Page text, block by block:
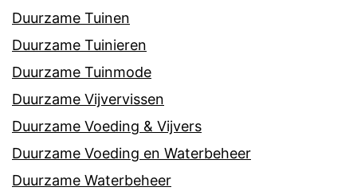
Duurzame Tuinen
Duurzame Tuinieren
Duurzame Tuinmode
Duurzame Vijvervissen
Duurzame Voeding & Vijvers
Duurzame Voeding en Waterbeheer
Duurzame Waterbeheer